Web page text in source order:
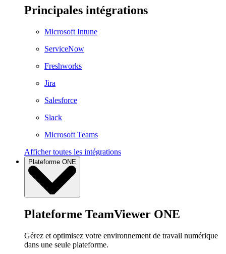
Principales intégrations
Microsoft Intune
ServiceNow
Freshworks
Jira
Salesforce
Slack
Microsoft Teams
Afficher toutes les intégrations
Plateforme ONE
Plateforme TeamViewer ONE
Gérez et optimisez votre environnement de travail numérique
dans une seule plateforme.